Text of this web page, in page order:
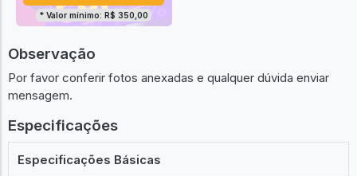
* Valor mínimo: R$ 350,00
Observação
Por favor conferir fotos anexadas e qualquer dúvida enviar
mensagem.
Especificações
Especificações Básicas